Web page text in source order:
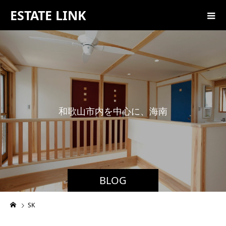
ESTATE LINK
BLOG
歌山市内を中心に、海 南市・
SK